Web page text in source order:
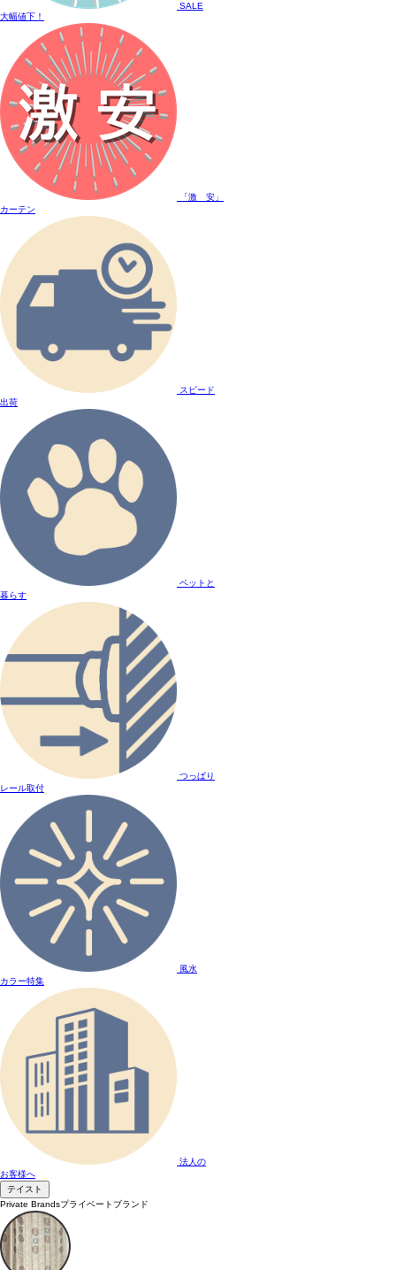
SALE
大幅値下！
「激 安」
カーテン
スピード
出荷
ペットと
暮らす
つっぱり
レール取付
風水
カラー特集
法人の
お客様へ
テイスト
Private Brandsプライベートブランド